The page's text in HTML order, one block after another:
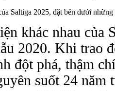
Saltiga 2025, đặt bên dưới
khác nhau của
2020. Khi trao
đột phá, thậm
suốt 24